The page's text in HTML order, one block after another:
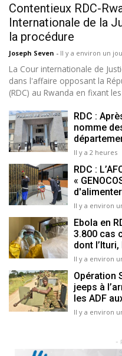
Contentieux RDC-
Internationale de la
la procédure
Joseph Seven - Il y a environ un
La Cour internationale de
dans l'affaire opposant la
(RDC) au Rwanda en fixant
RDC :
nomme
Il y a 2 heures
RDC :
«
Il y a environ
Ebola en
3.800 cas
dont
Il y a environ
Opération
jeeps à
les ADF
Il y a environ
-